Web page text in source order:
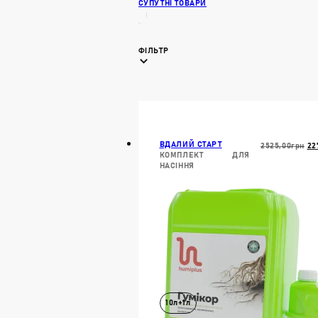
СУПУТНІ ТОВАРИ
ФІЛЬТР
ВДАЛИЙ СТАРТ
КОМПЛЕКТ ДЛЯ
НАСІННЯ
2525,00Грн
10л+1л